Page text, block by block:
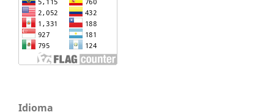
Idioma